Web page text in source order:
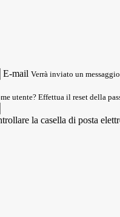
E-mail Verrà inviato un
utente? Effettua il reset della
la casella di posta